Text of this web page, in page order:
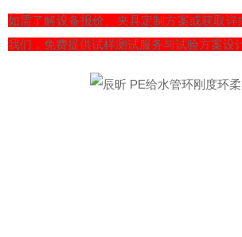
如需了解设备报价、夹具定制方案或获取
我们，免费提供试样测试服务与试验方案设